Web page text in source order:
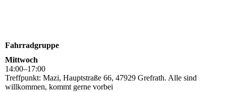
Fahrradgruppe
Mittwoch
14:00–17:00
Treffpunkt: Mazi, Hauptstraße 66, 47929 Grefrath. Alle sind
willkommen, kommt gerne vorbei